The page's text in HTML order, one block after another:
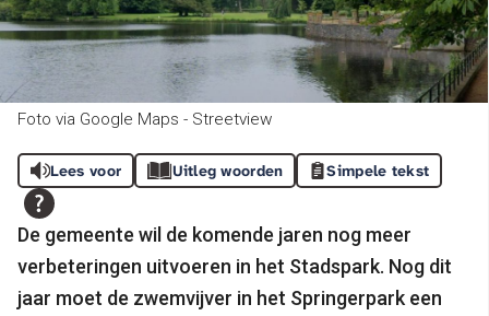
Foto via Google Maps - Streetview
Lees voor Uitleg woorden Simpele tekst
De gemeente wil de komende jaren nog meer
verbeteringen uitvoeren in het Stadspark. Nog dit
jaar moet de zwemvijver in het Springerpark een